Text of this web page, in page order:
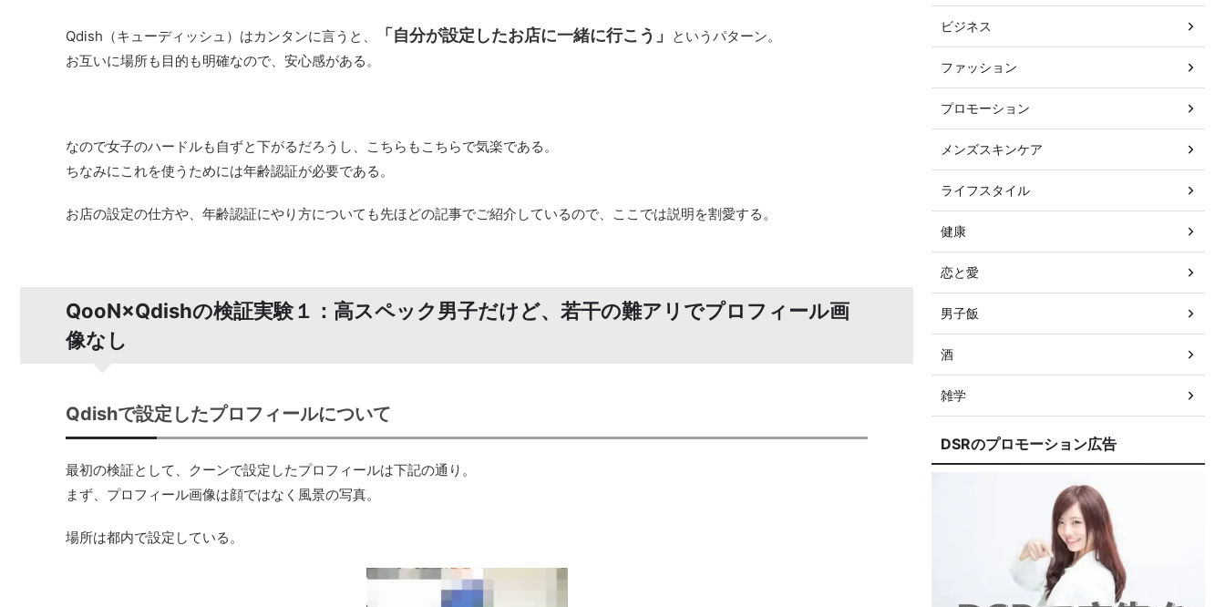
Qdish（キューディッシュ）はカンタンに言うと、 「自分が設定したお店に一緒に行こう」
というパターン。
お互いに場所も目的も明確なので、安心感がある。
なので女子のハードルも自ずと下がるだろうし、こちらもこちらで気楽である。
ちなみにこれを使うためには年齢認証が必要である。
お店の設定の仕方や、年齢認証にやり方についても先ほどの記事でご紹介しているので、ここでは説明を割愛する。
QooN×Qdishの検証実験１：高スペック男子だけど、若干の難アリでプロフィール画
像なし
Qdishで設定したプロフィールについて
最初の検証として、クーンで設定したプロフィールは下記の通り。
まず、プロフィール画像は顔ではなく風景の写真。
場所は都内で設定している。
ビジネス
ファッション
プロモーション
メンズスキンケア
ライフスタイル
健康
恋と愛
男子飯
酒
雑学
DSRのプロモーション広告